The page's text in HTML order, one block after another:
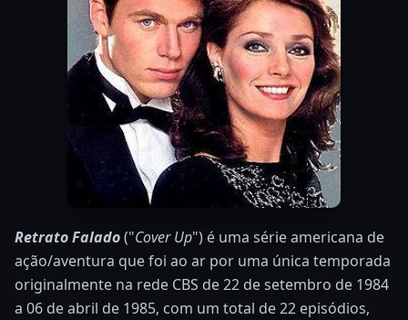
Retrato Falado("Cover Up") é uma série americana de
ação/aventura que foi ao ar por uma única temporada
originalmente na rede CBS de 22 de setembro de 1984
a 06 de abril de 1985, com um total de 22 episódios,